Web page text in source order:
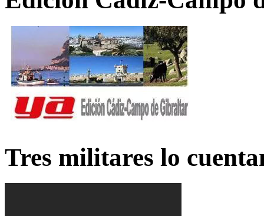
Tres militares lo